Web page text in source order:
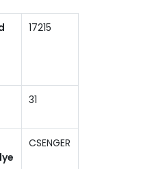
17215
31
CSENGER